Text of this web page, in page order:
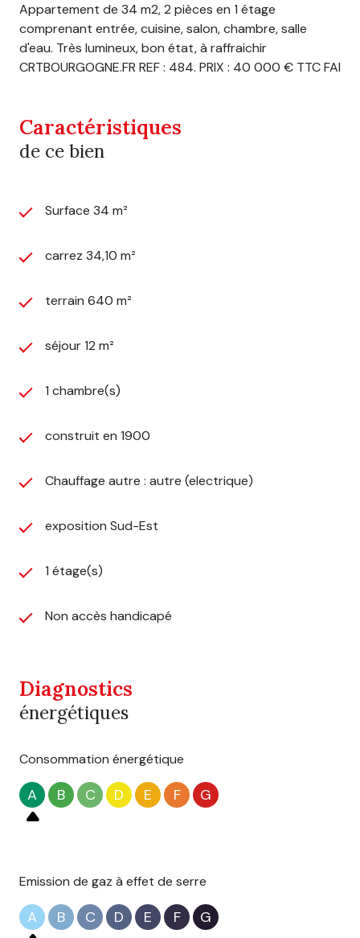
Appartement de 34 m2, 2 pièces en 1 étage
comprenant entrée, cuisine, salon, chambre, salle
d'eau. Très lumineux, bon état, à raffraichir
CRTBOURGOGNE.FR REF : 484. PRIX : 40 000 € TTC FAI
Caractéristiques
de ce bien
Surface 34 m²
carrez 34,10 m²
terrain 640 m²
séjour 12 m²
1 chambre(s)
construit en 1900
Chauffage autre : autre (electrique)
exposition Sud-Est
1 étage(s)
Non accès handicapé
Diagnostics
énergétiques
Consommation énergétique
A B C D E F G
Emission de gaz à effet de serre
A B C D E F G